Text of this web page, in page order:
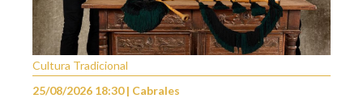
Cultura Tradicional
25/08/2026 18:30 | Cabrales